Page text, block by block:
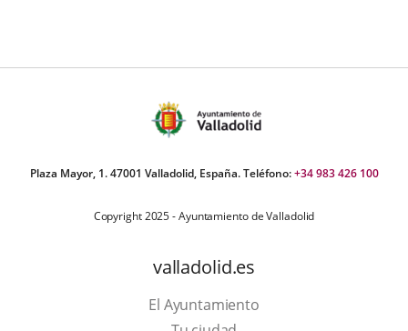
Plaza Mayor, 1. 47001 Valladolid, España. Teléfono:+34 983 426 100
Copyright 2025 - Ayuntamiento de Valladolid
valladolid.es
El Ayuntamiento